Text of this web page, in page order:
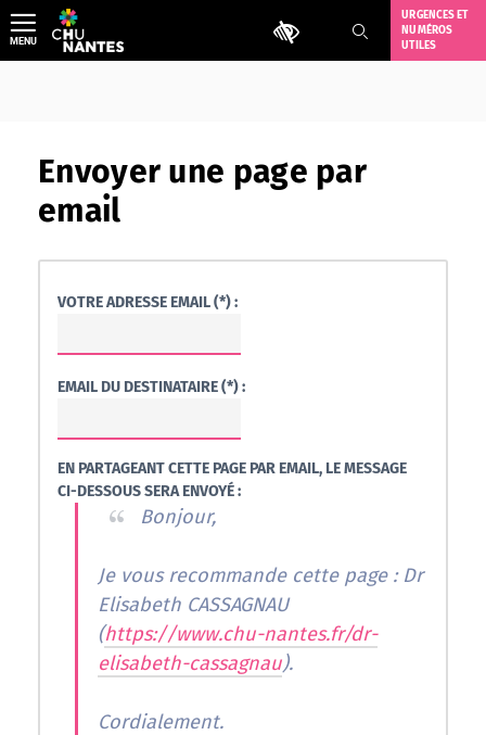
Aller
au
contenu
Outils d'accessibilité
URGENCES ET
NUMÉROS
UTILES
MENU
Envoyer une page par
email
VOTRE ADRESSE EMAIL (*) :
EMAIL DU DESTINATAIRE (*) :
EN PARTAGEANT CETTE PAGE PAR EMAIL, LE MESSAGE
CI-DESSOUS SERA ENVOYÉ :
Bonjour,
Je vous recommande cette page : Dr
Elisabeth CASSAGNAU
(https://www.chu-nantes.fr/dr-
elisabeth-cassagnau).
Cordialement.